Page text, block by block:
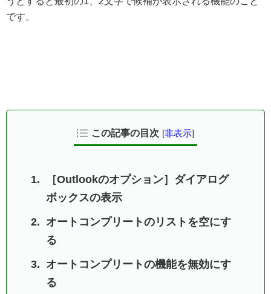
です。
この記事の目次 [非表示]
［Outlookのオプション］ダイアログ
ボックスの表示
オートコンプリートのリストを空にす
る
オートコンプリートの機能を無効にす
る